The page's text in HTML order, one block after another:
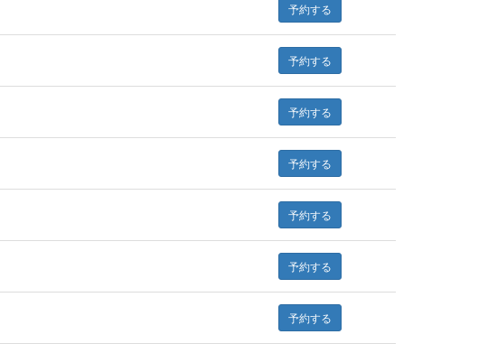
予約する
予約する
予約する
予約する
予約する
予約する
予約する